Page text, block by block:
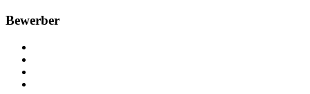
Bewerber